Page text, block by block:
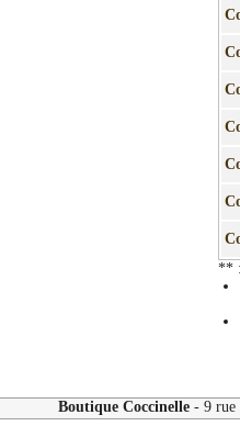
** :
Boutique Coccinelle - 9 rue